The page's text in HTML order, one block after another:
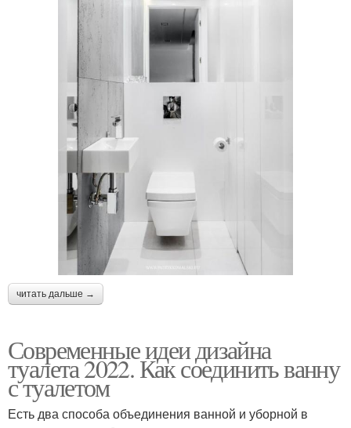
читать дальше →
Современные идеи дизайна
туалета 2022. Как соединить ванну
с туалетом
Есть два способа объединения ванной и уборной в